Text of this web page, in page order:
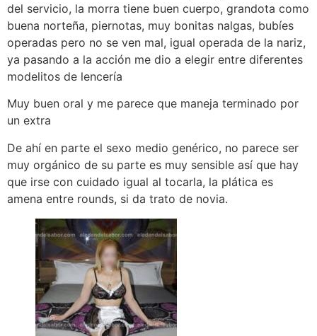
del servicio, la morra tiene buen cuerpo, grandota como
buena norteña, piernotas, muy bonitas nalgas, bubíes
operadas pero no se ven mal, igual operada de la nariz,
ya pasando a la acción me dio a elegir entre diferentes
modelitos de lencería
Muy buen oral y me parece que maneja terminado por
un extra
De ahí en parte el sexo medio genérico, no parece ser
muy orgánico de su parte es muy sensible así que hay
que irse con cuidado igual al tocarla, la plática es
amena entre rounds, si da trato de novia.